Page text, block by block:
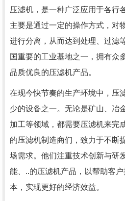
压滤机，是一种广泛应用于各行
主要是通过一定的操作方式，对
进行分离，从而达到处理、过滤
国重要的工业基地之一，拥有众
品质优良的压滤机产品。
在现今快节奏的生产环境中，压
少的设备之一。无论是矿山、冶
加工等领域，都需要压滤机来完
的压滤机制造商们，致力于不断
场需求。他们注重技术创新与研
能、..的压滤机产品，以帮助客
本，实现更好的经济效益。